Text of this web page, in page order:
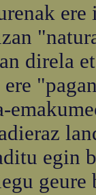
direla
egin